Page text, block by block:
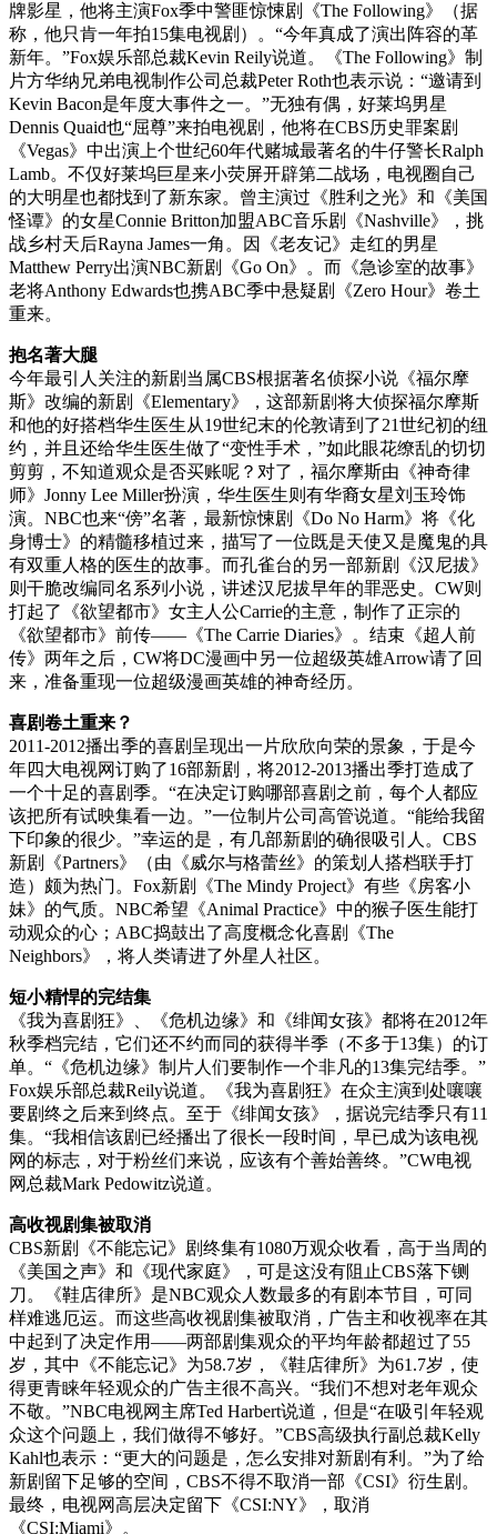
牌影星，他将主演Fox季中警匪惊悚剧《The Following》（据
称，他只肯一年拍15集电视剧）。“今年真成了演出阵容的革
新年。”Fox娱乐部总裁Kevin Reily说道。《The Following》制
片方华纳兄弟电视制作公司总裁Peter Roth也表示说：“邀请到
Kevin Bacon是年度大事件之一。”无独有偶，好莱坞男星
Dennis Quaid也“屈尊”来拍电视剧，他将在CBS历史罪案剧
《Vegas》中出演上个世纪60年代赌城最著名的牛仔警长Ralph
Lamb。不仅好莱坞巨星来小荧屏开辟第二战场，电视圈自己
的大明星也都找到了新东家。曾主演过《胜利之光》和《美国
怪谭》的女星Connie Britton加盟ABC音乐剧《Nashville》，挑
战乡村天后Rayna James一角。因《老友记》走红的男星
Matthew Perry出演NBC新剧《Go On》。而《急诊室的故事》
老将Anthony Edwards也携ABC季中悬疑剧《Zero Hour》卷土
重来。
抱名著大腿
今年最引人关注的新剧当属CBS根据著名侦探小说《福尔摩
斯》改编的新剧《Elementary》，这部新剧将大侦探福尔摩斯
和他的好搭档华生医生从19世纪末的伦敦请到了21世纪初的纽
约，并且还给华生医生做了“变性手术，”如此眼花缭乱的切切
剪剪，不知道观众是否买账呢？对了，福尔摩斯由《神奇律
师》Jonny Lee Miller扮演，华生医生则有华裔女星刘玉玲饰
演。NBC也来“傍”名著，最新惊悚剧《Do No Harm》将《化
身博士》的精髓移植过来，描写了一位既是天使又是魔鬼的具
有双重人格的医生的故事。而孔雀台的另一部新剧《汉尼拔》
则干脆改编同名系列小说，讲述汉尼拔早年的罪恶史。CW则
打起了《欲望都市》女主人公Carrie的主意，制作了正宗的
《欲望都市》前传——《The Carrie Diaries》。结束《超人前
传》两年之后，CW将DC漫画中另一位超级英雄Arrow请了回
来，准备重现一位超级漫画英雄的神奇经历。
喜剧卷土重来？
2011-2012播出季的喜剧呈现出一片欣欣向荣的景象，于是今
年四大电视网订购了16部新剧，将2012-2013播出季打造成了
一个十足的喜剧季。“在决定订购哪部喜剧之前，每个人都应
该把所有试映集看一边。”一位制片公司高管说道。“能给我留
下印象的很少。”幸运的是，有几部新剧的确很吸引人。CBS
新剧《Partners》（由《威尔与格蕾丝》的策划人搭档联手打
造）颇为热门。Fox新剧《The Mindy Project》有些《房客小
妹》的气质。NBC希望《Animal Practice》中的猴子医生能打
动观众的心；ABC捣鼓出了高度概念化喜剧《The
Neighbors》，将人类请进了外星人社区。
短小精悍的完结集
《我为喜剧狂》、《危机边缘》和《绯闻女孩》都将在2012年
秋季档完结，它们还不约而同的获得半季（不多于13集）的订
单。“《危机边缘》制片人们要制作一个非凡的13集完结季。”
Fox娱乐部总裁Reily说道。《我为喜剧狂》在众主演到处嚷嚷
要剧终之后来到终点。至于《绯闻女孩》，据说完结季只有11
集。“我相信该剧已经播出了很长一段时间，早已成为该电视
网的标志，对于粉丝们来说，应该有个善始善终。”CW电视
网总裁Mark Pedowitz说道。
高收视剧集被取消
CBS新剧《不能忘记》剧终集有1080万观众收看，高于当周的
《美国之声》和《现代家庭》，可是这没有阻止CBS落下铡
刀。《鞋店律所》是NBC观众人数最多的有剧本节目，可同
样难逃厄运。而这些高收视剧集被取消，广告主和收视率在其
中起到了决定作用——两部剧集观众的平均年龄都超过了55
岁，其中《不能忘记》为58.7岁，《鞋店律所》为61.7岁，使
得更青睐年轻观众的广告主很不高兴。“我们不想对老年观众
不敬。”NBC电视网主席Ted Harbert说道，但是“在吸引年轻观
众这个问题上，我们做得不够好。”CBS高级执行副总裁Kelly
Kahl也表示：“更大的问题是，怎么安排对新剧有利。”为了给
新剧留下足够的空间，CBS不得不取消一部《CSI》衍生剧。
最终，电视网高层决定留下《CSI:NY》，取消
《CSI:Miami》。